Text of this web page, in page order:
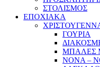
ΣΤΟΛΙΣΜΟΣ
ΕΠΟΧΙΑΚΑ
ΓΟΥΡΙΑ
ΜΠΑΛΕΣ
ΝΟΝΑ –